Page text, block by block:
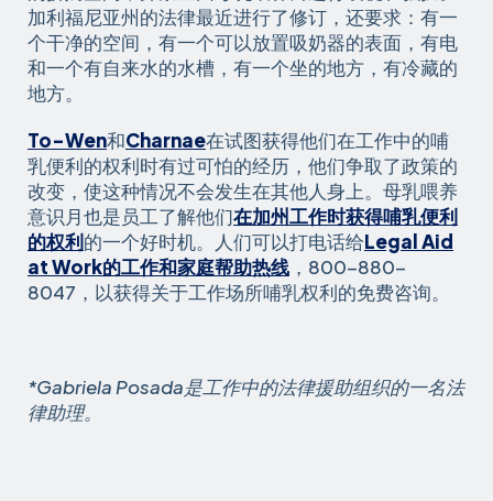
加利福尼亚州的法律最近进行了修订，还要求：有一
个干净的空间，有一个可以放置吸奶器的表面，有电
和一个有自来水的水槽，有一个坐的地方，有冷藏的
地方。
To-Wen和Charnae在试图获得他们在工作中的哺
乳便利的权利时有过可怕的经历，他们争取了政策的
改变，使这种情况不会发生在其他人身上。母乳喂养
意识月也是员工了解他们在加州工作时获得哺乳便利
的权利的一个好时机。人们可以打电话给Legal Aid
at Work的工作和家庭帮助热线 ，800-880-
8047，以获得关于工作场所哺乳权利的免费咨询。
*Gabriela Posada是工作中的法律援助组织的一名法
律助理。